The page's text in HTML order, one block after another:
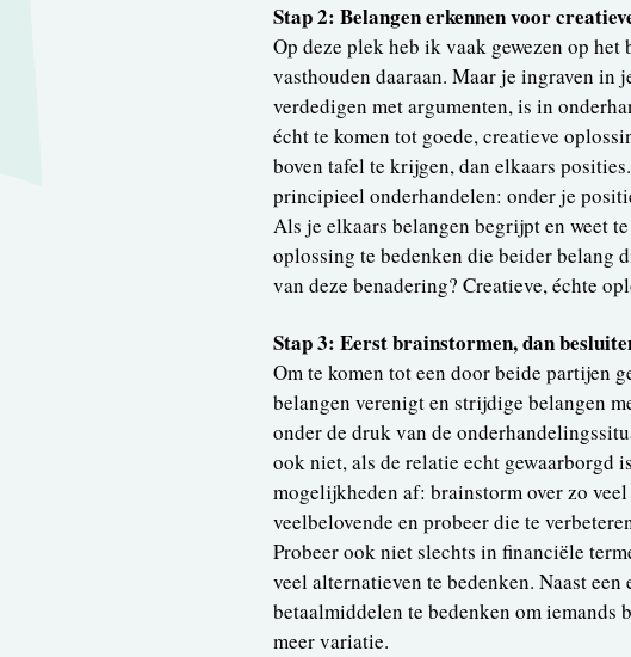
Stap 2: Belangen erkennen voor
Op deze plek heb ik vaak gewezen op
vasthouden daaraan. Maar je ingraven in
verdedigen met argumenten, is in
écht te komen tot goede, creatieve
boven tafel te krijgen, dan elkaars
principieel onderhandelen: onder je
Als je elkaars belangen begrijpt en weet
oplossing te bedenken die beider belang
van deze benadering? Creatieve, échte
Stap 3: Eerst brainstormen, dan
Om te komen tot een door beide partijen
belangen verenigt en strijdige belangen
onder de druk van de
ook niet, als de relatie echt gewaarborgd
mogelijkheden af: brainstorm over zo
veelbelovende en probeer die te
Probeer ook niet slechts in financiële
veel alternatieven te bedenken. Naast
betaalmiddelen te bedenken om
meer variatie.